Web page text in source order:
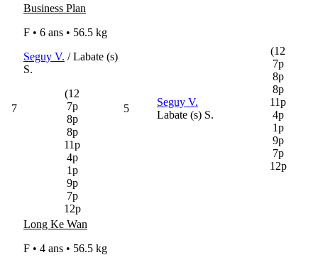
7
Business Plan
F • 6 ans • 56.5 kg
Seguy V. / Labate (s)
S.
(12
7p
8p
8p
11p
4p
1p
9p
7p
12p
5
Seguy V.
Labate (s) S.
(12
7p
8p
8p
11p
4p
1p
9p
7p
12p
Long Ke Wan
F • 4 ans • 56.5 kg